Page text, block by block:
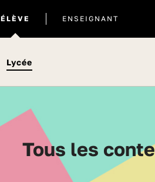
ÉLÈVE
actuel
ENSEIGNANT
Lycée
Tous les